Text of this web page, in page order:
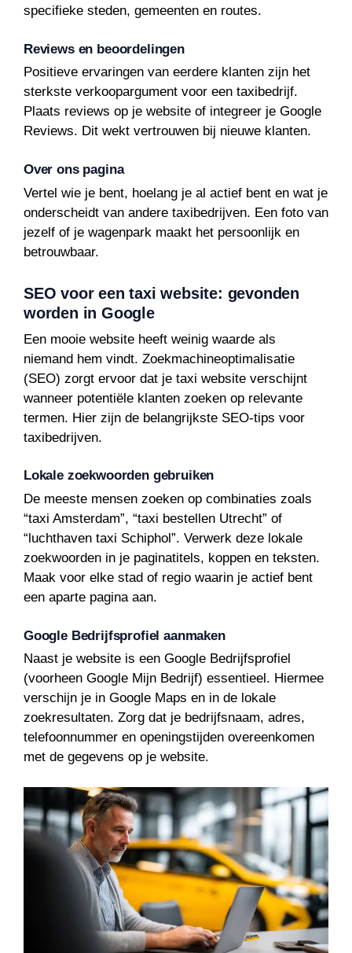
specifieke steden, gemeenten en routes.
Reviews en beoordelingen
Positieve ervaringen van eerdere klanten zijn het
sterkste verkoopargument voor een taxibedrijf.
Plaats reviews op je website of integreer je Google
Reviews. Dit wekt vertrouwen bij nieuwe klanten.
Over ons pagina
Vertel wie je bent, hoelang je al actief bent en wat je
onderscheidt van andere taxibedrijven. Een foto van
jezelf of je wagenpark maakt het persoonlijk en
betrouwbaar.
SEO voor een taxi website: gevonden
worden in Google
Een mooie website heeft weinig waarde als
niemand hem vindt. Zoekmachineoptimalisatie
(SEO) zorgt ervoor dat je taxi website verschijnt
wanneer potentiële klanten zoeken op relevante
termen. Hier zijn de belangrijkste SEO-tips voor
taxibedrijven.
Lokale zoekwoorden gebruiken
De meeste mensen zoeken op combinaties zoals
“taxi Amsterdam”, “taxi bestellen Utrecht” of
“luchthaven taxi Schiphol”. Verwerk deze lokale
zoekwoorden in je paginatitels, koppen en teksten.
Maak voor elke stad of regio waarin je actief bent
een aparte pagina aan.
Google Bedrijfsprofiel aanmaken
Naast je website is een Google Bedrijfsprofiel
(voorheen Google Mijn Bedrijf) essentieel. Hiermee
verschijn je in Google Maps en in de lokale
zoekresultaten. Zorg dat je bedrijfsnaam, adres,
telefoonnummer en openingstijden overeenkomen
met de gegevens op je website.